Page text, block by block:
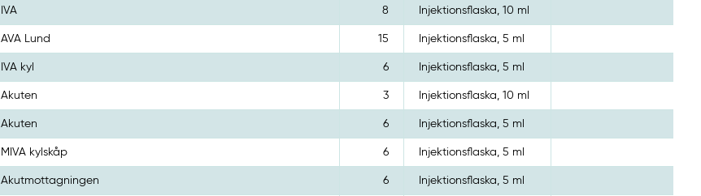
IVA 8 Injektionsflaska, 10 ml
AVA Lund 15 Injektionsflaska, 5 ml
IVA kyl 6 Injektionsflaska, 5 ml
Akuten 3 Injektionsflaska, 10 ml
Akuten 6 Injektionsflaska, 5 ml
MIVA kylskåp 6 Injektionsflaska, 5 ml
Akutmottagningen 6 Injektionsflaska, 5 ml